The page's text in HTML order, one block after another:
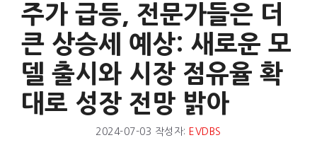
주가 급등, 전문가들은 더
큰 상승세 예상: 새로운 모
델 출시와 시장 점유율 확
대로 성장 전망 밝아
2024-07-03 작성자: EVDBS